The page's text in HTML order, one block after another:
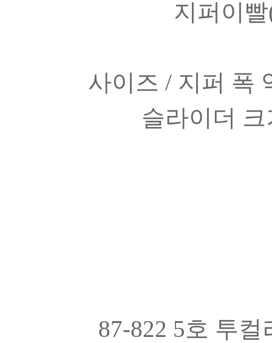
지퍼이
사이즈 / 지퍼 폭
슬라이더
87-822 5호 투